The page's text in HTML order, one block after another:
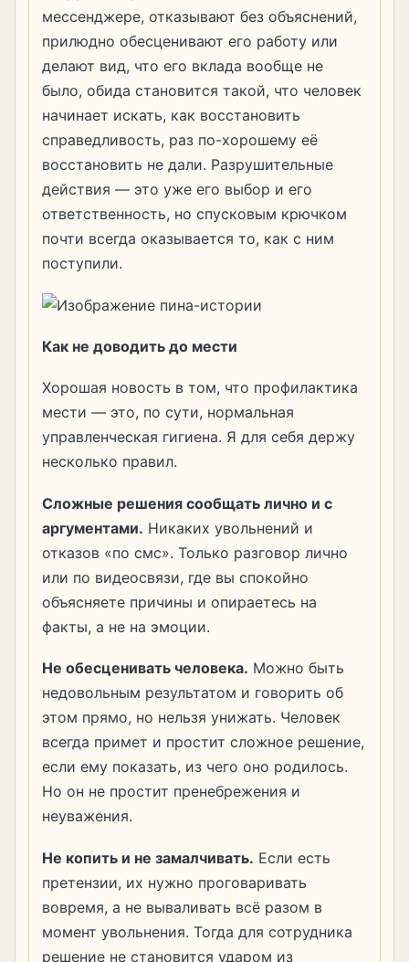
мессенджере, отказывают без объяснений,
прилюдно обесценивают его работу или
делают вид, что его вклада вообще не
было, обида становится такой, что человек
начинает искать, как восстановить
справедливость, раз по-хорошему её
восстановить не дали. Разрушительные
действия — это уже его выбор и его
ответственность, но спусковым крючком
почти всегда оказывается то, как с ним
поступили.
Как не доводить до мести
Хорошая новость в том, что профилактика
мести — это, по сути, нормальная
управленческая гигиена. Я для себя держу
несколько правил.
Сложные решения сообщать лично и с
аргументами. Никаких увольнений и
отказов «по смс». Только разговор лично
или по видеосвязи, где вы спокойно
объясняете причины и опираетесь на
факты, а не на эмоции.
Не обесценивать человека. Можно быть
недовольным результатом и говорить об
этом прямо, но нельзя унижать. Человек
всегда примет и простит сложное решение,
если ему показать, из чего оно родилось.
Но он не простит пренебрежения и
неуважения.
Не копить и не замалчивать. Если есть
претензии, их нужно проговаривать
вовремя, а не вываливать всё разом в
момент увольнения. Тогда для сотрудника
решение не становится ударом из